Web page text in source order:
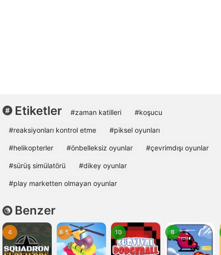
Etiketler #zaman katilleri #koşucu
#reaksiyonları kontrol etme #piksel oyunları
#helikopterler #önbelleksiz oyunlar #çevrimdışı oyunlar
#sürüş simülatörü #dikey oyunlar
#play marketten olmayan oyunlar
Benzer
4 6.5 10 8